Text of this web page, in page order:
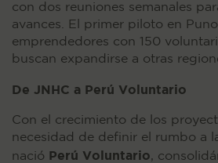
con dos reuniones semanales
avances. El primer piloto en
emprendedores con 150
buscan expandirse a otras
De JNHC a Perú Voluntario
Con el crecimiento de los
necesidad de definir el rumbo a
nació Perú Voluntario,